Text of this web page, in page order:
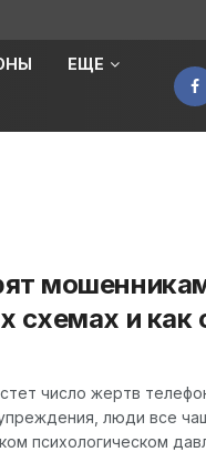
ЕЩЕ
схемах и как
число жертв
люди все
психологическом